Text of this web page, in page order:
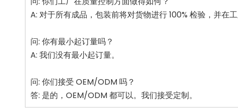
A: 对于所有成品，包装前将对货物进行 100% 检验，并在
问: 你有最小起订量吗？
A: 我们没有最小起订量。
问: 你们接受 OEM/ODM 吗？
答: 是的，OEM/ODM 都可以。我们接受定制。